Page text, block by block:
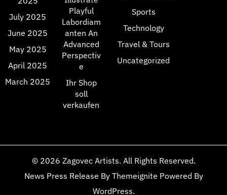
July 2025
June 2025
May 2025
April 2025
March 2025
Playful
Labordiam
anten An
Advanced
Perspectiv
e
Ihr Shop
soll
verkaufen
Sports
Technology
Travel & Tours
Uncategorized
© 2026 Zagovec Artists. All Rights Reserved.
News Press Release By Themeignite Powered By
WordPress.